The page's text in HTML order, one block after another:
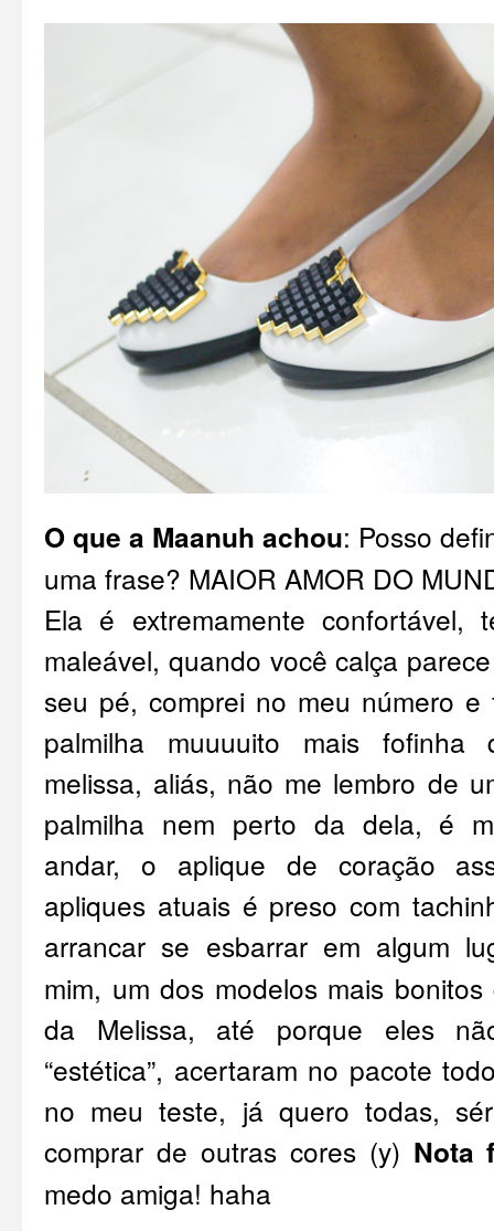
O que a Maanuh achou: Posso
uma frase? MAIOR AMOR DO
Ela é extremamente confortável,
maleável, quando você calça
seu pé, comprei no meu número
palmilha muuuuito mais fofinha
melissa, aliás, não me lembro de
palmilha nem perto da dela, é
andar, o aplique de coração
apliques atuais é preso com
arrancar se esbarrar em algum
mim, um dos modelos mais
da Melissa, até porque eles
“estética”, acertaram no pacote
no meu teste, já quero todas,
comprar de outras cores (y) Nota
medo amiga! haha